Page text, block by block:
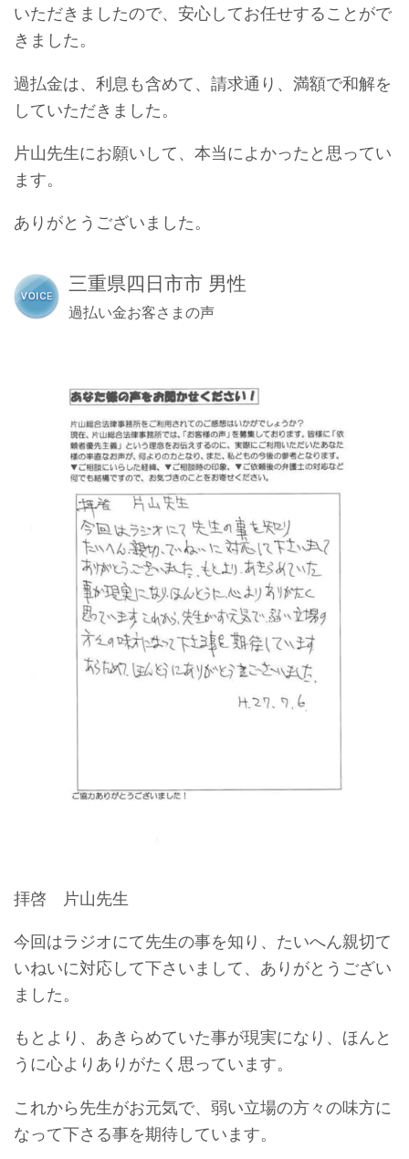
いただきましたので、安心してお任せすることがで
きました。
過払金は、利息も含めて、請求通り、満額で和解を
していただきました。
片山先生にお願いして、本当によかったと思ってい
ます。
ありがとうございました。
三重県四日市市 男性
過払い金お客さまの声
拝啓 片山先生
今回はラジオにて先生の事を知り、たいへん親切て
いねいに対応して下さいまして、ありがとうござい
ました。
もとより、あきらめていた事が現実になり、ほんと
うに心よりありがたく思っています。
これから先生がお元気で、弱い立場の方々の味方に
なって下さる事を期待しています。